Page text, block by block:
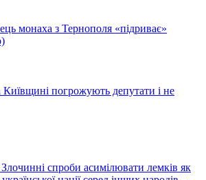
монаха з Тернополя «підриває»
погрожують депутати і не
спроби асимілювати лемків як